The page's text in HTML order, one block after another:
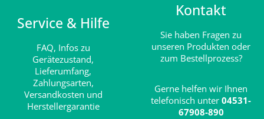
Service & Hilfe
FAQ, Infos zu
Gerätezustand,
Lieferumfang,
Zahlungsarten,
Versandkosten und
Herstellergarantie
Kontakt
Sie haben Fragen zu
unseren Produkten oder
zum Bestellprozess?
Gerne helfen wir Ihnen
telefonisch unter 04531-
67908-890